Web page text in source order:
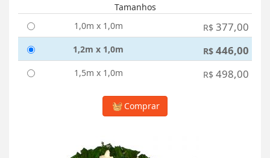
Tamanhos
1,0m x 1,0m
R$ 377,00
1,2m x 1,0m R$ 446,00
1,5m x 1,0m R$ 498,00
Comprar